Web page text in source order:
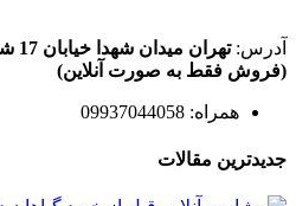
آدرس:تهران میدان شهدا خیابان 17 شهریور آنلاین شاپ کافه عطار
(فروش فقط به صورت آنلاین)
همراه: 09937044058
جدیدترین مقالات